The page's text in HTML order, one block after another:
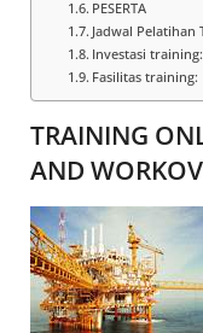
PESERTA
Jadwal Pelatihan
Investasi training:
Fasilitas training:
TRAINING
AND